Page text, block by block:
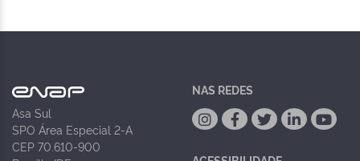
Asa Sul
SPO Área Especial 2-A
CEP 70.610-900
NAS REDES